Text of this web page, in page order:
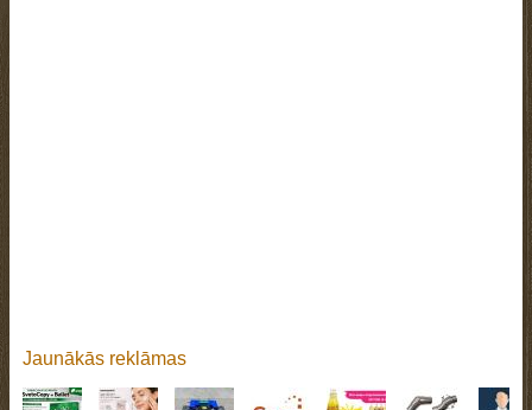
Jaunākās reklāmas